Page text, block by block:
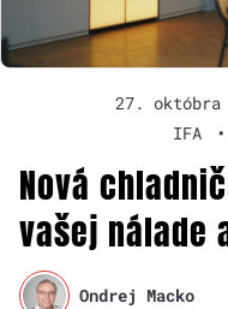
27. októbra
IFA
•
Nová
vašej nálade
Ondrej Macko